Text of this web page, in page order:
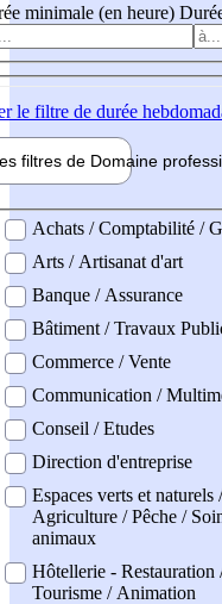
minimale (en heure)
le filtre de durée
filtres de Domaine pro
professionel
Achats / Comptabilité /
Arts / Artisanat d'art
Banque / Assurance
Bâtiment / Travaux
Commerce / Vente
Communication /
Conseil / Etudes
Direction d'entreprise
Espaces verts et naturels /
Agriculture / Pêche /
animaux
Hôtellerie - Restauration
Tourisme / Animation